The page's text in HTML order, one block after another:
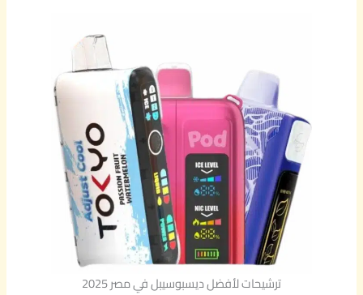
ترشيحات لأفضل ديسبوسيبل في مصر 2025